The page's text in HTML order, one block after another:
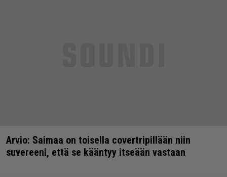
Arvio: Saimaa on toisella covertripillään niin
suvereeni, että se kääntyy itseään vastaan